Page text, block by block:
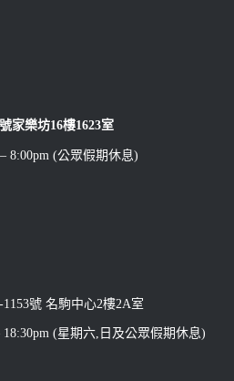
家樂坊16樓1623室
8:00pm (公眾假期休息)
號 名駒中心2樓2A室
18:30pm (星期六,日及公眾假期休息)